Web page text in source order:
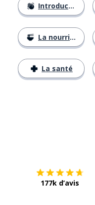
Introductions
La nourriture
La santé
177k d’avis